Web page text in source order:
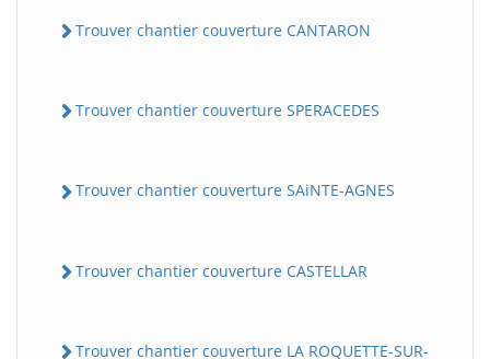
Trouver chantier couverture CANTARON
Trouver chantier couverture SPERACEDES
Trouver chantier couverture SAiNTE-AGNES
Trouver chantier couverture CASTELLAR
Trouver chantier couverture LA ROQUETTE-SUR-